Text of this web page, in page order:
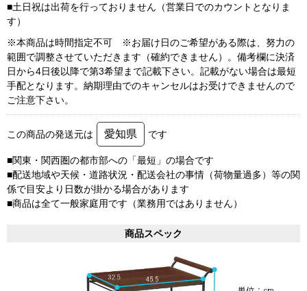
■土日祝は出荷を行っておりません（営業日でのカウントとなりま
す）
※本商品は時間指定不可 ※お届け日のご希望がある際は、努力の
範囲で調整させていただきます（確約できません）。備考欄に決済
日から4日後以降で第3希望まで記載下さい。記載がない場合は最短
手配となります。納期理由でのキャンセルはお受けできませんので
ご注意下さい。
この商品の発送元は 愛知県 です
■関東・関西圏の都市部への「最短」の場合です
■配送地域や天候・道路状況・配送会社の事情（荷物量過多）等の関
係で目安より日数が掛かる場合があります
■商品は全て一般家庭用です（業務用ではありません）
商品スペック